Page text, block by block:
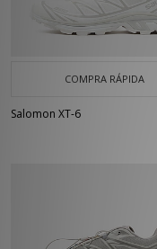
COMPRA RÁPIDA
Salomon XT-6